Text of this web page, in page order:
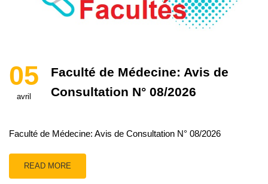
05
avril
Faculté de Médecine: Avis de
Consultation N° 08/2026
Faculté de Médecine: Avis de Consultation N° 08/2026
READ MORE